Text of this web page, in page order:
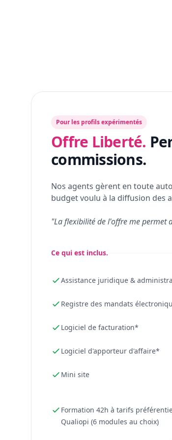
Pour les profils expérimentés
Offre Liberté.
commissions.
Nos agents gèrent en toute
budget voulu à la diffusion des
"La flexibilité de l'offre me permet
Ce qui est inclus.
Assistance juridique &
Registre des mandats
Logiciel de facturation*
Logiciel d'apporteur d'affaire*
Mini site
Formation 42h à tarifs
Qualiopi (6 modules au choix)